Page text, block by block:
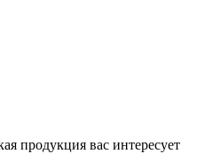
продукция вас интересует